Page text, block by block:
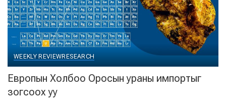
WEEKLY REVIEWRESEARCH
Европын Холбоо Оросын ураны импортыг
зогсоох уу